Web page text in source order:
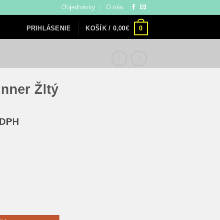
Objednávky O nás
PRIHLÁSENIE KOŠÍK / 0,00€ 0
Žltý